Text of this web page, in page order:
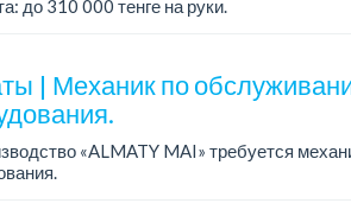
до 310 000 тенге на руки.
| Механик по
«ALMATY MAI» требуется